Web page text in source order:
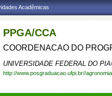
Acadêmicas
PPGA/CCA
COORDENACAO DO
UNIVERSIDADE FEDERAL DO
http://www.posgraduacao.ufpi.br//agronomia